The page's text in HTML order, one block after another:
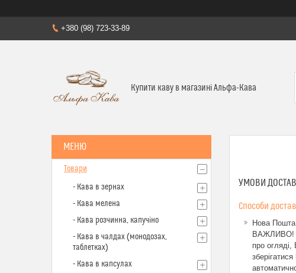
+380 (98) 723-33-89
Купити каву в магазині Альфа-Кава
УМОВИ
Способи
Нова Пошта
ВАЖЛИВО!
про огляді,
Товари
- Кава в зернах
- Кава мелена
- Кава розчинна, капучіно
- Кава в чалдах (монодозах,
таблетках)
- Кава в капсулах